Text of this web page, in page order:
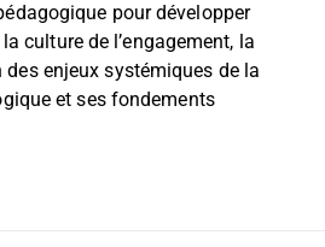
pour développer
la culture de l’engagement, la
enjeux systémiques de la
et ses fondements